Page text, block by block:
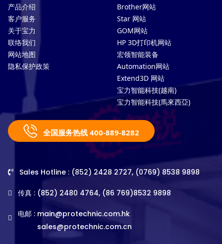
产品介绍
客户服务
关于宝力
联络我们
网站地图
隐私保护政策
Brother网站
Star 网站
GOM网站
HP 3D打印机网站
宏领智能装备
Automation网站
Extend3D 网站
宝力智能科技(越南)
宝力智能科技(馬來西亞)
全国服务热线 400-889-8282
Sales Hotline : (852) 2428 2727, (0769) 8538 9898
传真 : (852) 2480 4764, (86 769)8532 9898
电邮 : main@protechnic.com.hk
sales@protechnic.com.cn